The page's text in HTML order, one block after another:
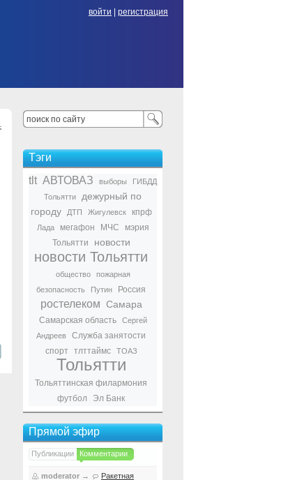
войти регистрация
Тэги
tlt АВТОВАЗ выборы
ГИБДД
Тольятти
дежурный по
городу
ДТП Жигулевск кпрф
Лада мегафон МЧС
мэрия
Тольятти
новости
новости Тольятти
общество
пожарная
безопасность
Путин Россия
ростелеком Самара
Самарская область
Сергей
Андреев
Служба занятости
спорт
тлттаймс ТОАЗ
Тольятти
Тольяттинская филармония
футбол
Эл Банк
Прямой эфир
Публикации Комментарии
moderator →
Ракетная